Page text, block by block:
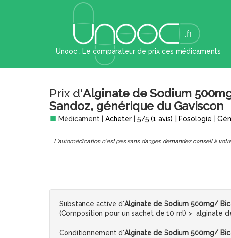
Unooc : Le comparateur de prix des médicaments
Prix d'Alginate de Sodium
Sandoz, générique du Gaviscon
Médicament Acheter 5/5 (1 avis) Posologie
L'automédication n'est pas sans danger, demandez conseil à
Substance active d'Alginate de Sodium 500mg/
(Composition pour un sachet de 10 ml) > alginate
Conditionnement d'Alginate de Sodium 500mg/